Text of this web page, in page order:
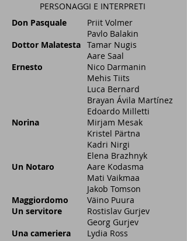
PERSONAGGI E INTERPRETI
Don Pasquale
Dottor Malatesta
Ernesto
Norina
Un Notaro
Maggiordomo
Un servitore
Una cameriera
Priit Volmer
Pavlo Balakin
Tamar Nugis
Aare Saal
Nico Darmanin
Mehis Tiits
Luca Bernard
Brayan Ávila Martínez
Edoardo Milletti
Mirjam Mesak
Kristel Pärtna
Kadri Nirgi
Elena Brazhnyk
Aare Kodasma
Mati Vaikmaa
​Jakob Tomson
Väino Puura
Rostislav Gurjev
Georg Gurjev
Lydia Ross